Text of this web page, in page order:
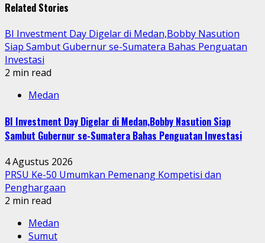
Related Stories
BI Investment Day Digelar di Medan,Bobby Nasution
Siap Sambut Gubernur se-Sumatera Bahas Penguatan
Investasi
2 min read
Medan
BI Investment Day Digelar di Medan,Bobby Nasution Siap
Sambut Gubernur se-Sumatera Bahas Penguatan Investasi
4 Agustus 2026
PRSU Ke-50 Umumkan Pemenang Kompetisi dan
Penghargaan
2 min read
Medan
Sumut